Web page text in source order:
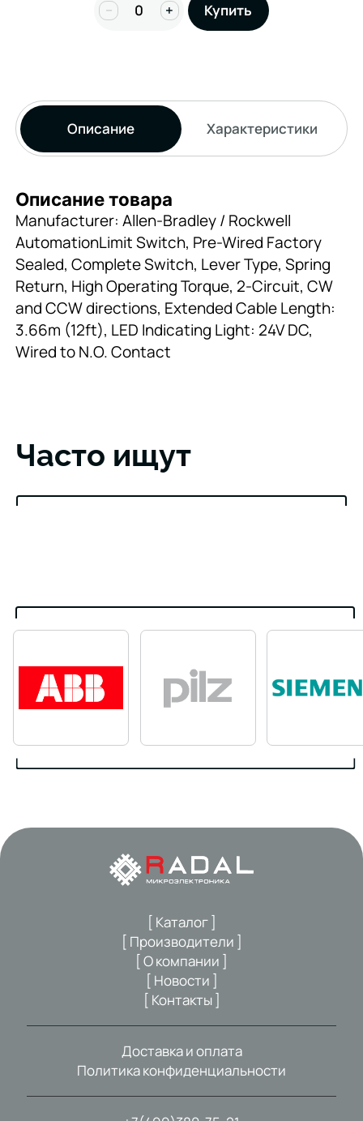
− + Купить
Описание Характеристики
Описание товара
Manufacturer: Allen-Bradley / Rockwell
AutomationLimit Switch, Pre-Wired Factory
Sealed, Complete Switch, Lever Type, Spring
Return, High Operating Torque, 2-Circuit, CW
and CCW directions, Extended Cable Length:
3.66m (12ft), LED Indicating Light: 24V DC,
Wired to N.O. Contact
Часто ищут
[ Каталог ]
[ Производители ]
[ О компании ]
[ Новости ]
[ Контакты ]
Доставка и оплата
Политика конфиденциальности